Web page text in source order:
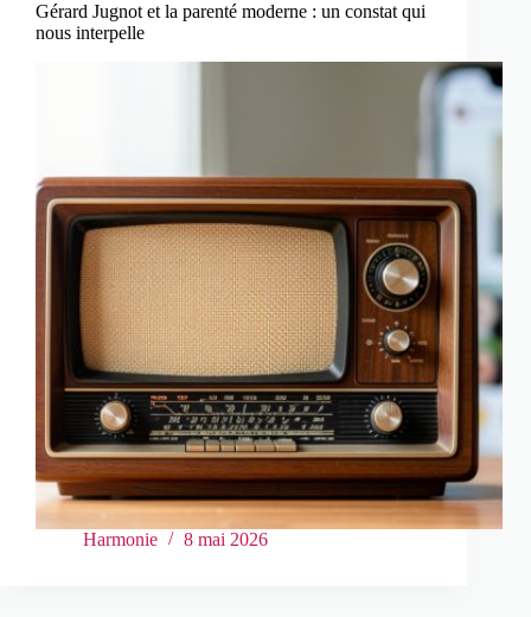
Gérard Jugnot et la parenté moderne : un constat qui
nous interpelle
Harmonie 8 mai 2026